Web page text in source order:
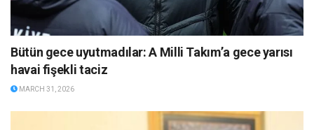
Bütün gece uyutmadılar: A Milli Takım’a gece yarısı
havai fişekli taciz
MARCH 31, 2026